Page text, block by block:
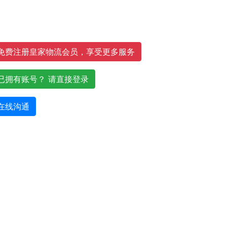
费注册皇家物流会员，享受更多服务
拥有账号？ 请直接登录
线沟通